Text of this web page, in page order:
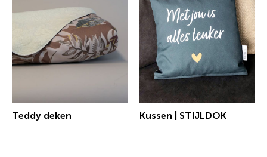
Teddy deken Kussen | STIJLDOK